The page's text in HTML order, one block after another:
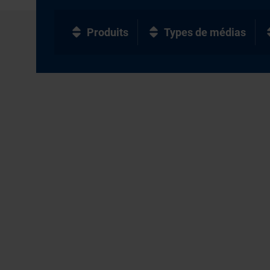
Produits Types de médias